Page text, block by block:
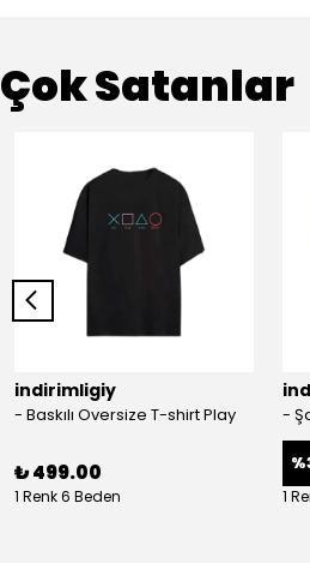
Çok Satanlar
indirimligiy
- Baskılı Oversize T-shirt Play
₺ 499.00
1 Renk 6 Beden
%
1